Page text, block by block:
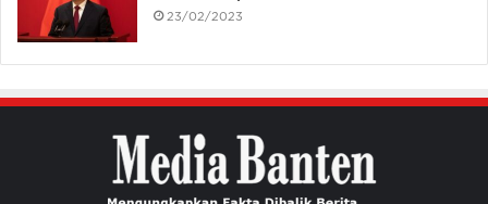
23/02/2023